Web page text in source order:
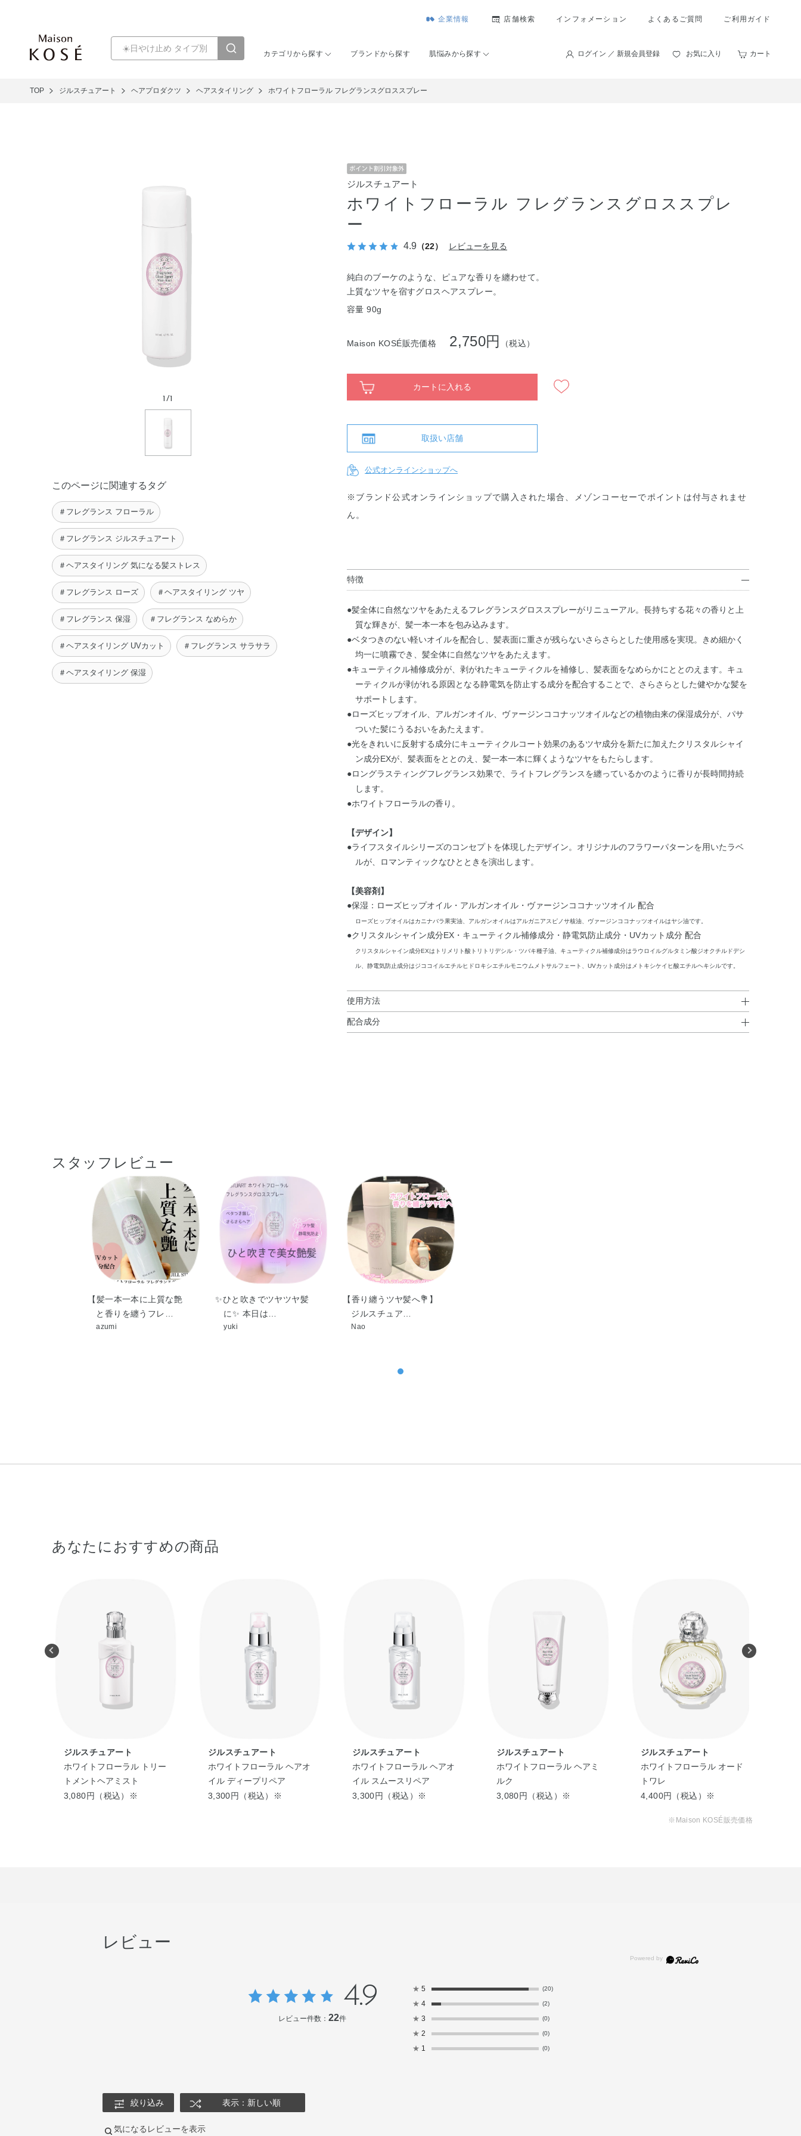
企業情報 店舗検索 インフォメーション よくあるご質問 ご利用ガイド
カテゴリから探す ブランドから探す 肌悩みから探す ログイン ／ 新規会員登録 お気に入り カート
TOP ジルスチュアート ヘアプロダクツ ヘアスタイリング ホワイトフローラル フレグランスグロススプレー
1 /1
このページに関連するタグ
＃フレグランス フローラル
＃フレグランス ジルスチュアート
＃ヘアスタイリング 気になる髪ストレス
＃フレグランス ローズ ＃ヘアスタイリング ツヤ
＃フレグランス 保湿 ＃フレグランス なめらか
＃ヘアスタイリング UVカット ＃フレグランス サラサラ
＃ヘアスタイリング 保湿
ジルスチュアート
ホワイトフローラル フレグランスグロススプレ
ー
4.9 （22） レビューを見る
純白のブーケのような、ピュアな香りを纏わせて。
上質なツヤを宿すグロスヘアスプレー。
容量 90g
Maison KOSÉ販売価格 2,750円 （税込）
カートに入れる
取扱い店舗
公式オンラインショップへ
※ブランド公式オンラインショップで購入された場合、メゾンコーセーでポイントは付与されませ
ん。
特徴
●髪全体に自然なツヤをあたえるフレグランスグロススプレーがリニューアル。長持ちする花々の香りと上
質な輝きが、髪一本一本を包み込みます。
●ベタつきのない軽いオイルを配合し、髪表面に重さが残らないさらさらとした使用感を実現。きめ細かく
均一に噴霧でき、髪全体に自然なツヤをあたえます。
●キューティクル補修成分が、剥がれたキューティクルを補修し、髪表面をなめらかにととのえます。キュ
ーティクルが剥がれる原因となる静電気を防止する成分を配合することで、さらさらとした健やかな髪を
サポートします。
●ローズヒップオイル、アルガンオイル、ヴァージンココナッツオイルなどの植物由来の保湿成分が、パサ
ついた髪にうるおいをあたえます。
●光をきれいに反射する成分にキューティクルコート効果のあるツヤ成分を新たに加えたクリスタルシャイ
ン成分EXが、髪表面をととのえ、髪一本一本に輝くようなツヤをもたらします。
●ロングラスティングフレグランス効果で、ライトフレグランスを纏っているかのように香りが長時間持続
します。
●ホワイトフローラルの香り。
【デザイン】
●ライフスタイルシリーズのコンセプトを体現したデザイン。オリジナルのフラワーパターンを用いたラベ
ルが、ロマンティックなひとときを演出します。
【美容剤】
●保湿：ローズヒップオイル・アルガンオイル・ヴァージンココナッツオイル 配合
ローズヒップオイルはカニナバラ果実油、アルガンオイルはアルガニアスピノサ核油、ヴァージンココナッツオイルはヤシ油です。
●クリスタルシャイン成分EX・キューティクル補修成分・静電気防止成分・UVカット成分 配合
クリスタルシャイン成分EXはトリメリト酸トリトリデシル・ツバキ種子油、キューティクル補修成分はラウロイルグルタミン酸ジオクチルドデシ
ル、静電気防止成分はジココイルエチルヒドロキシエチルモニウムメトサルフェート、UVカット成分はメトキシケイヒ酸エチルヘキシルです。
使用方法
使用方法
配合成分
スタッフレビュー
【髪一本一本に上質な艶
と香りを纏うフレ…
azumi
✨️ひと吹きでツヤツヤ髪
に✨️ 本日は…
yuki
【香り纏うツヤ髪へ💐】
ジルスチュア…
Nao
あなたにおすすめの商品
ジルスチュアート
ホワイトフローラル トリー
トメントヘアミスト
3,080円（税込）※
ジルスチュアート
ホワイトフローラル ヘアオ
イル ディープリペア
3,300円（税込）※
ジルスチュアート
ホワイトフローラル ヘアオ
イル スムースリペア
3,300円（税込）※
ジルスチュアート
ホワイトフローラル ヘアミ
ルク
3,080円（税込）※
ジルスチュアート
ホワイトフローラル オード
トワレ
4,400円（税込）※
※Maison KOSÉ販売価格
レビュー
4.9
レビュー件数： 22件
★ 5 (20)
★ 4 (2)
★ 3 (0)
★ 2 (0)
★ 1 (0)
絞り込み 表示：新しい順
気になるレビューを表示